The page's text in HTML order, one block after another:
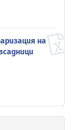
на